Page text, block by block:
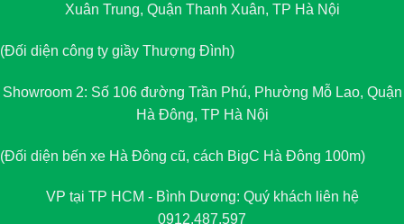
Xuân Trung, Quận Thanh Xuân, TP Hà Nội
(Đối diện công ty giầy Thượng Đình)
Showroom 2: Số 106 đường Trần Phú, Phường Mỗ Lao, Quận
Hà Đông, TP Hà Nội
(Đối diện bến xe Hà Đông cũ, cách BigC Hà Đông 100m)
VP tại TP HCM - Bình Dương: Quý khách liên hệ
0912.487.597